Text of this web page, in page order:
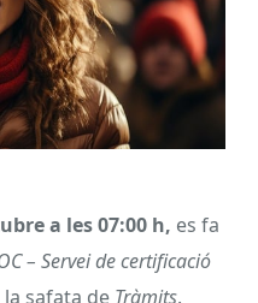
a les 07:00 h, es fa
– Servei de certificació
safata de Tràmits.